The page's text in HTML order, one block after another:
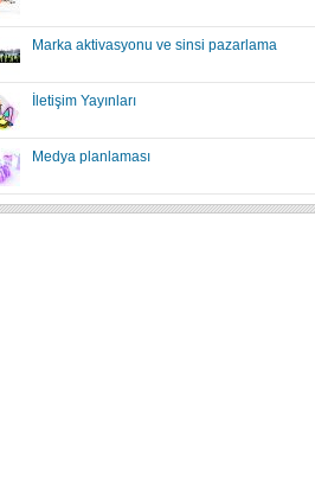
Marka aktivasyonu ve sinsi pazarlama
İletişim Yayınları
Medya planlaması